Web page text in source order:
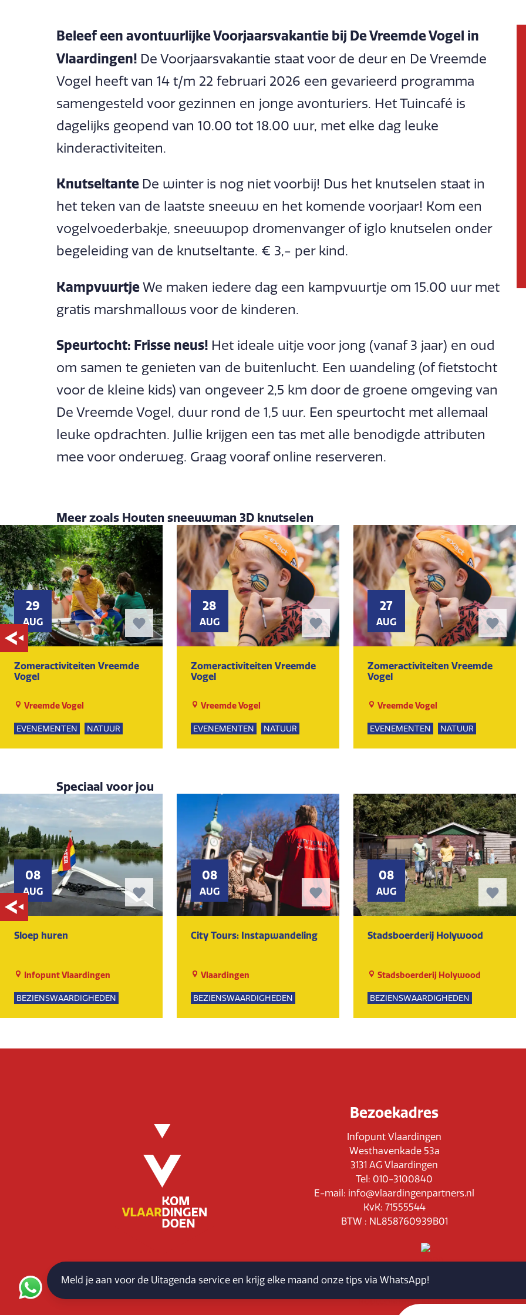
Beleef een avontuurlijke Voorjaarsvakantie bij De Vreemde Vogel in
Vlaardingen! De Voorjaarsvakantie staat voor de deur en De Vreemde
Vogel heeft van 14 t/m 22 februari 2026 een gevarieerd programma
samengesteld voor gezinnen en jonge avonturiers. Het Tuincafé is
dagelijks geopend van 10.00 tot 18.00 uur, met elke dag leuke
kinderactiviteiten.
Knutseltante De winter is nog niet voorbij! Dus het knutselen staat in
het teken van de laatste sneeuw en het komende voorjaar! Kom een
vogelvoederbakje, sneeuwpop dromenvanger of iglo knutselen onder
begeleiding van de knutseltante. € 3,- per kind.
KampvuurtjeWe maken iedere dag een kampvuurtje om 15.00 uur met
gratis marshmallows voor de kinderen.
Speurtocht: Frisse neus! Het ideale uitje voor jong (vanaf 3 jaar) en oud
om samen te genieten van de buitenlucht. Een wandeling (of fietstocht
voor de kleine kids) van ongeveer 2,5 km door de groene omgeving van
De Vreemde Vogel, duur rond de 1,5 uur. Een speurtocht met allemaal
leuke opdrachten. Jullie krijgen een tas met alle benodigde attributen
mee voor onderweg. Graag vooraf online reserveren.
Meer zoals Houten sneeuwman 3D knutselen
29
AUG
Zomeractiviteiten Vreemde
Vogel
Vreemde Vogel
EVENEMENTEN
NATUUR
SPEELTUIN
GROEPSUITJES
28
AUG
Zomeractiviteiten Vreemde
Vogel
Vreemde Vogel
EVENEMENTEN
NATUUR
SPEELTUIN
GROEPSUITJES
27
AUG
Zomeractiviteiten Vreemde
Vogel
Vreemde Vogel
EVENEMENTEN
NATUUR
SPEELTUIN
GROEPSUITJES
Speciaal voor jou
08
AUG
Sloep huren
Infopunt Vlaardingen
BEZIENSWAARDIGHEDEN
NATUUR
08
AUG
City Tours: Instapwandeling
Vlaardingen
BEZIENSWAARDIGHEDEN
SPORTIEF
GROEPSUITJES
08
AUG
Stadsboerderij Holywood
Stadsboerderij Holywood
BEZIENSWAARDIGHEDEN
NATUUR
Bezoekadres
Infopunt Vlaardingen
Westhavenkade 53a
3131 AG Vlaardingen
Tel: 010-3100840
E-mail: info@vlaardingenpartners.nl
KvK: 71555544
BTW : NL858760939B01
Routeplanner
Meld je aan voor de Uitagenda service en krijg elke maand onze tips via WhatsApp!